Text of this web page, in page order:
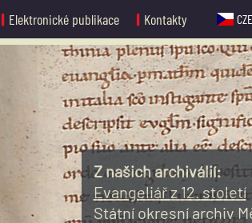
Elektronické publikace Kontakty CZE
Z našich archiválií:
Evangeliář z 12. století
Státní okresní archiv